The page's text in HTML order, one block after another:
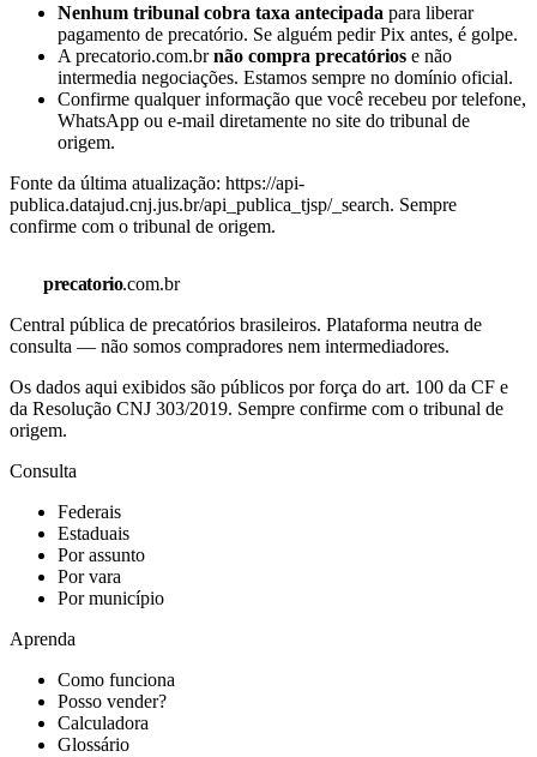
Nenhum tribunal cobra taxa antecipada para liberar
pagamento de precatório. Se alguém pedir Pix antes, é golpe.
A precatorio.com.brnão compra precatórios e não
intermedia negociações. Estamos sempre no domínio oficial.
Confirme qualquer informação que você recebeu por telefone,
WhatsApp ou e-mail diretamente no site do tribunal de
origem.
Fonte da última atualização: https://api-
publica.datajud.cnj.jus.br/api_publica_tjsp/_search. Sempre
confirme com o tribunal de origem.
precatorio.com.br
Central pública de precatórios brasileiros. Plataforma neutra de
consulta — não somos compradores nem intermediadores.
Os dados aqui exibidos são públicos por força do art. 100 da CF e
da Resolução CNJ 303/2019. Sempre confirme com o tribunal de
origem.
Consulta
Federais
Estaduais
Por assunto
Por vara
Por município
Aprenda
Como funciona
Posso vender?
Calculadora
Glossário